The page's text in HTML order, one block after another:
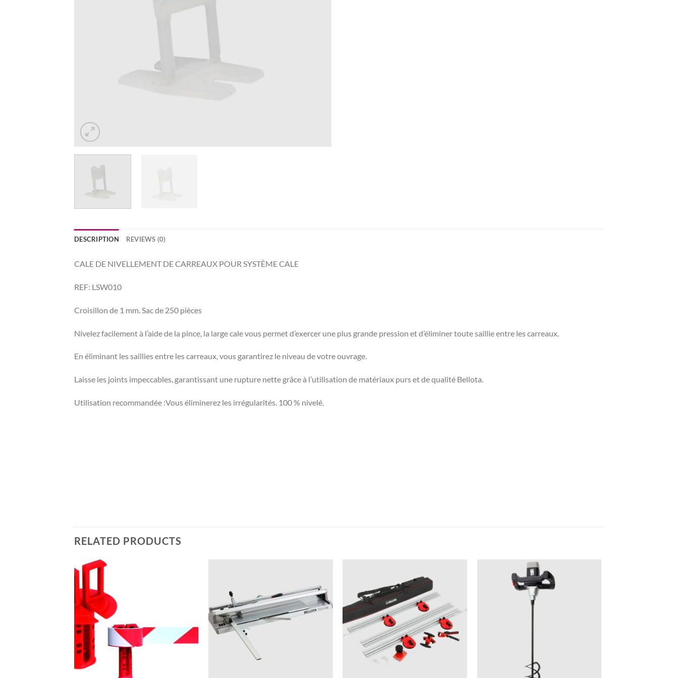
DESCRIPTION REVIEWS (0)
CALE DE NIVELLEMENT DE CARREAUX POUR SYSTÈME CALE
REF: LSW010
Croisillon de 1 mm. Sac de 250 pièces
Nivelez facilement à l’aide de la pince, la large cale vous permet d’exercer une plus grande pression et d’éliminer toute saillie entre les carreaux.
En éliminant les saillies entre les carreaux, vous garantirez le niveau de votre ouvrage.
Laisse les joints impeccables, garantissant une rupture nette grâce à l’utilisation de matériaux purs et de qualité Bellota.
Utilisation recommandée :Vous éliminerez les irrégularités. 100 % nivelé.
RELATED PRODUCTS